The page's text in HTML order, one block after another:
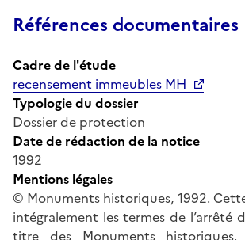
Références documentaires
Cadre de l'étude
recensement immeubles MH
Typologie du dossier
Dossier de protection
Date de rédaction de la notice
1992
Mentions légales
© Monuments historiques, 1992.
intégralement les termes de l’arrêté
titre des Monuments